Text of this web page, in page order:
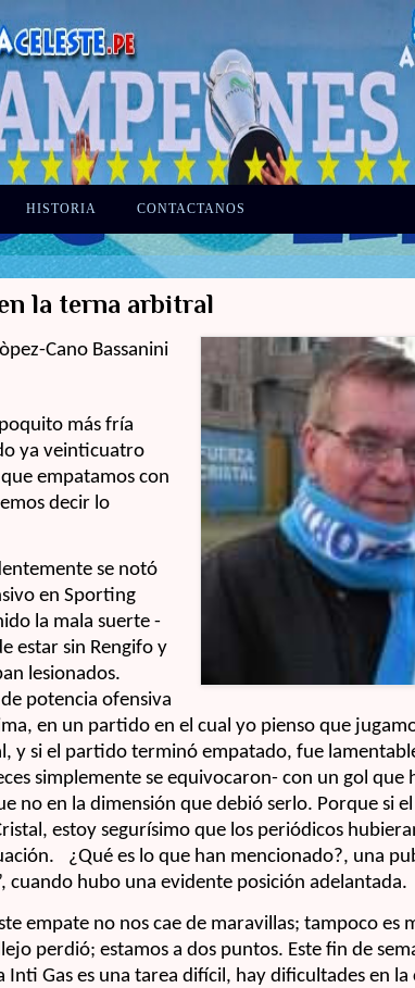
HISTORIA CONTACTANOS
la terna arbitral
Cano Bassanini
más fría
ya veinticuatro
empatamos con
decir lo
se notó
en Sporting
la mala suerte -
estar sin Rengifo y
lesionados.
potencia ofensiva
en un partido en el cual yo pienso que
y si el partido terminó empatado, fue
simplemente se equivocaron- con un gol que
no en la dimensión que debió serlo. Porque si
estoy segurísimo que los periódicos
¿Qué es lo que han mencionado?, una
cuando hubo una evidente posición adelantada.
empate no nos cae de maravillas; tampoco es
perdió; estamos a dos puntos. Este fin de
Inti Gas es una tarea difícil, hay dificultades en